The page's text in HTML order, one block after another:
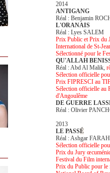
2014
ANTIGANG
Réal : Benjamin
L'ORANAIS
Réal : Lyes SALEM
Prix Public et Prix du
International de St-
Sélectionné pour le
QU'ALLAH
Réal : Abd Al Malik,
Sélection officielle
Prix FIPRESCI au
Sélection officielle au
d'Angoulême
DE GUERRE
Réal : Olivier
2013
LE PASSÉ
Réal : Ashgar
Sélection officielle
Prix du Jury
Festival du Film
Prix du Public pour